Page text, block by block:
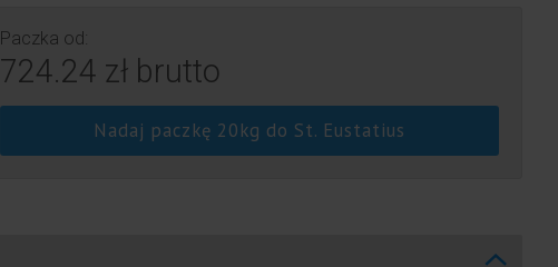
Paczka od:
724.24 zł brutto
Nadaj paczkę 20kg do St. Eustatius